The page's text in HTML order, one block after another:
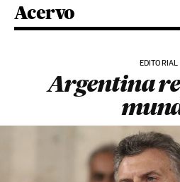
Acervo
EDITORIAL
Argentina